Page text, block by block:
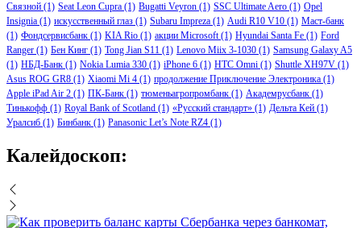
Связной (1) Seat Leon Cupra (1) Bugatti Veyron (1) SSC Ultimate Aero (1) Opel
Insignia (1) искусственный глаз (1) Subaru Impreza (1) Audi R10 V10 (1) Маст-банк
(1) Фондсервисбанк (1) KIA Rio (1) акции Microsoft(1) Hyundai Santa Fe (1) Ford
Ranger (1) Бен Кинг (1) Tong Jian S11 (1) Lenovo Miix 3-1030 (1) Samsung Galaxy A5
(1) НБД-Банк (1) Nokia Lumia 330 (1) iPhone 6 (1) HTC Omni (1) Shuttle XH97V (1)
Asus ROG GR8 (1) Xiaomi Mi 4 (1) продолжение Приключение Электроника (1)
Apple iPad Air 2 (1) ПК-Банк (1) тюменьагропромбанк (1) Академрусбанк (1)
Тинькофф (1) Royal Bank of Scotland (1) «Русский стандарт» (1) Дельта Кей (1)
Уралсиб (1) Бинбанк (1) Panasonic Let’s Note RZ4 (1)
Калейдоскоп: